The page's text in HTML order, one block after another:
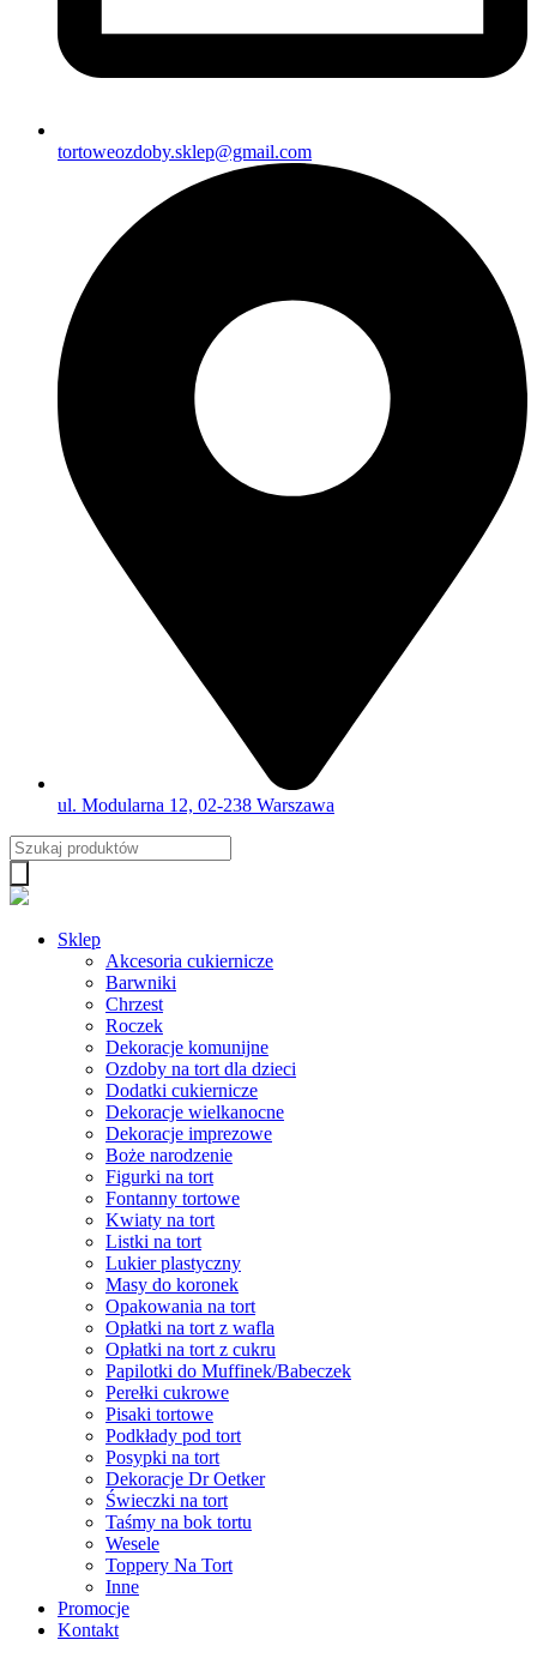
tortoweozdoby.sklep@gmail.com
ul. Modularna 12, 02-238 Warszawa
Wyszukiwarka
produktów
Sklep
Akcesoria cukiernicze
Barwniki
Chrzest
Roczek
Dekoracje komunijne
Ozdoby na tort dla dzieci
Dodatki cukiernicze
Dekoracje wielkanocne
Dekoracje imprezowe
Boże narodzenie
Figurki na tort
Fontanny tortowe
Kwiaty na tort
Listki na tort
Lukier plastyczny
Masy do koronek
Opakowania na tort
Opłatki na tort z wafla
Opłatki na tort z cukru
Papilotki do Muffinek/Babeczek
Perełki cukrowe
Pisaki tortowe
Podkłady pod tort
Posypki na tort
Dekoracje Dr Oetker
Świeczki na tort
Taśmy na bok tortu
Wesele
Toppery Na Tort
Inne
Promocje
Kontakt